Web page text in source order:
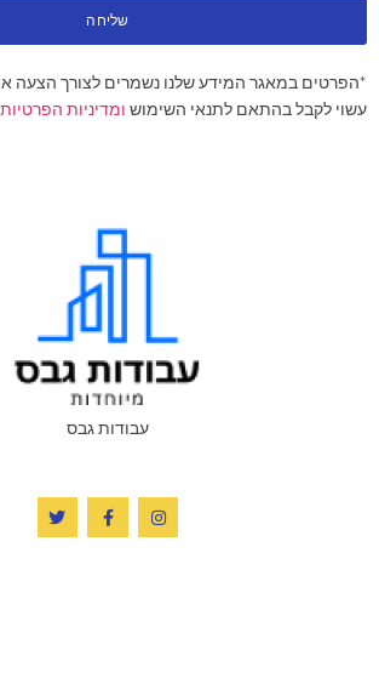
שליחה
*הפרטים במאגר המידע שלנו נשמרים לצורך הצעה
עשוי לקבל בהתאם לתנאי השימוש ומדיניות הפרטיות
עבודות גבס